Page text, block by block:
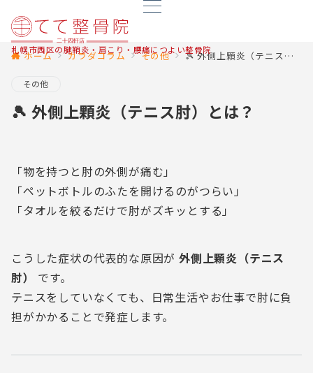
札幌市西区の腱鞘炎・肩こり・腰痛につよい整骨院
ホーム カラダコラム その他 🎾 外側上顆炎（テニス肘）とは？
その他
🎾 外側上顆炎（テニス肘）とは？
「物を持つと肘の外側が痛む」
「ペットボトルのふたを開けるのがつらい」
「タオルを絞るだけで肘がズキッとする」
こうした症状の代表的な原因が外側上顆炎（テニス
肘）
です。
テニスをしていなくても、日常生活やお仕事で肘に負
担がかかることで発症します。